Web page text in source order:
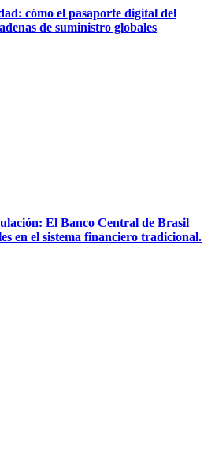
cómo el pasaporte digital del
de suministro globales
El Banco Central de Brasil
en el sistema financiero tradicional.